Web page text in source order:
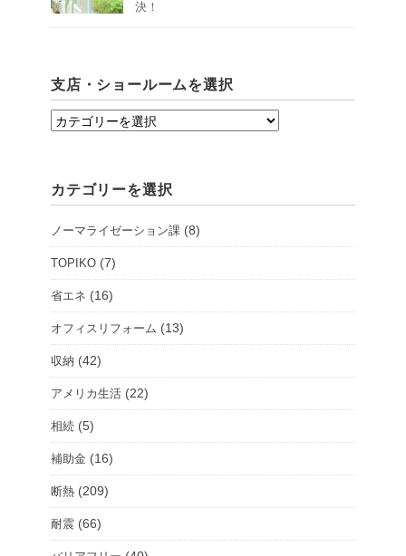
決！
支店・ショールームを選択
支
ョ
ル
ー
を
選
択
カテゴリーを選択
ノーマライゼーション課 (8)
TOPIKO (7)
省エネ (16)
オフィスリフォーム (13)
収納 (42)
アメリカ生活 (22)
相続 (5)
補助金 (16)
断熱 (209)
耐震 (66)